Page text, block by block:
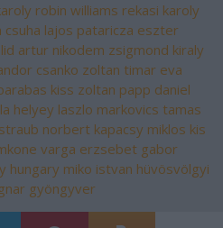
robin williams rekasi karoly
csuha lajos pataricza eszter
artur nikodem zsigmond kiraly
csanko zoltan timar eva
kiss zoltan papp daniel
helyey laszlo markovics tamas
straub norbert kapacsy miklos kis
varga erzsebet gabor
hungary miko istvan hüvösvölgyi
gyöngyver